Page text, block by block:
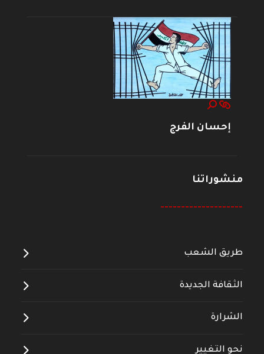
إحسان الفرج
منشوراتنا
--------------------
طريق الشعب
الثقافة الجديدة
الشرارة
نحو التغيير